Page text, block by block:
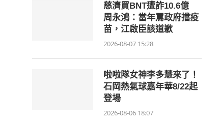
慈濟買BNT遭詐10.6億
周永鴻：當年罵政府擋疫
苗，江啟臣該道歉
2026-08-07 15:28
啦啦隊女神李多慧來了！
石岡熱氣球嘉年華8/22起
登場
2026-08-06 18:07